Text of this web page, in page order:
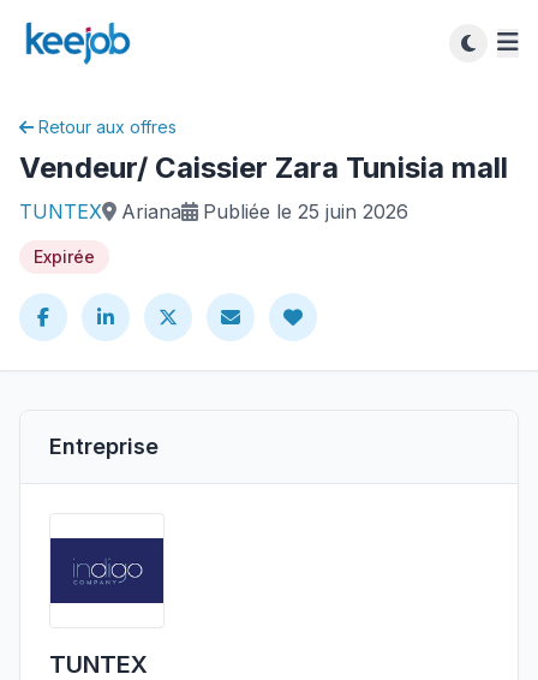
Retour aux offres
Vendeur/ Caissier Zara Tunisia mall
TUNTEX Ariana Publiée le 25 juin 2026
Expirée
Entreprise
TUNTEX